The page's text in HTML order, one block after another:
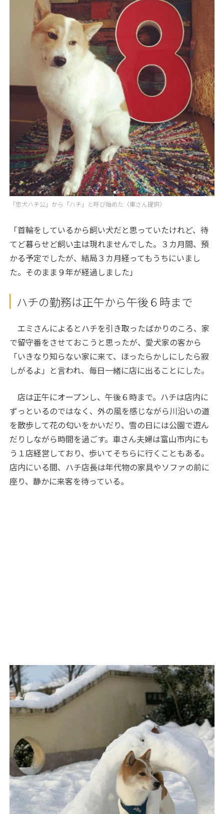
「忠犬ハチ公」から「ハチ」と呼び始めた（車さん提供）
「首輪をしているから飼い犬だと思っていたけれど、待
てど暮らせど飼い主は現れませんでした。３カ月間、預
かる予定でしたが、結局３カ月経ってもうちにいまし
た。そのまま９年が経過しました」
ハチの勤務は正午から午後６時まで
エミさんによるとハチを引き取ったばかりのころ、家
で留守番をさせておこうと思ったが、愛犬家の客から
「いきなり知らない家に来て、ほったらかしにしたら寂
しがるよ」と言われ、毎日一緒に店に出ることにした。
店は正午にオープンし、午後６時まで。ハチは店内に
ずっといるのではなく、外の風を感じながら川沿いの道
を散歩して花の匂いをかいだり、雪の日には公園で遊ん
だりしながら時間を過ごす。車さん夫婦は富山市内にも
う１店経営しており、歩いてそちらに行くこともある。
店内にいる間、ハチ店長は年代物の家具やソファの前に
座り、静かに来客を待っている。